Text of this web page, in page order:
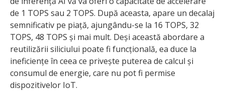
de 1 TOPS sau 2 TOPS. După aceasta, apare un decalaj
semnificativ pe piață, ajungându-se la 16 TOPS, 32
TOPS, 48 TOPS și mai mult. Deși această abordare a
reutilizării siliciului poate fi funcțională, ea duce la
ineficiențe în ceea ce privește puterea de calcul și
consumul de energie, care nu pot fi permise
dispozitivelor IoT.